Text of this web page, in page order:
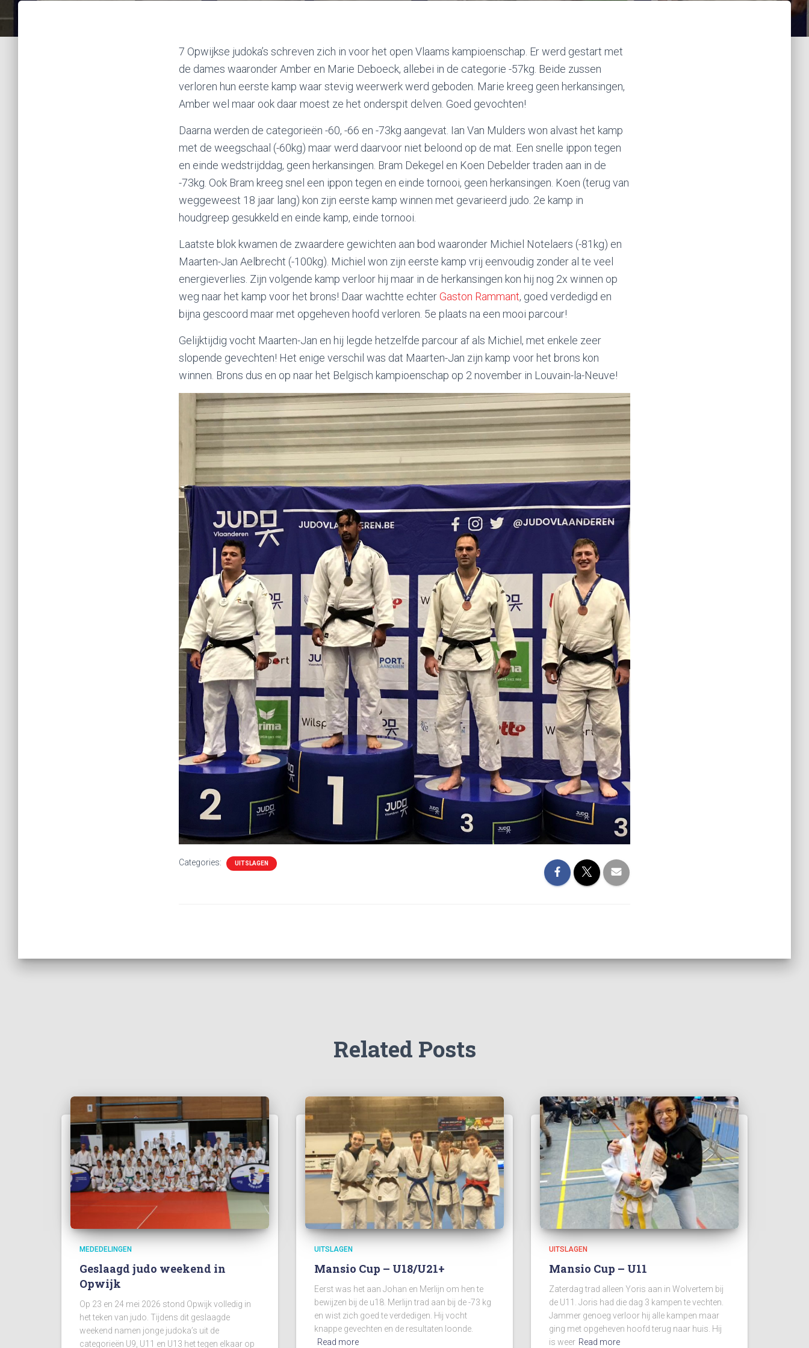
7 Opwijkse judoka’s schreven zich in voor het open Vlaams kampioenschap. Er werd gestart met
de dames waaronder Amber en Marie Deboeck, allebei in de categorie -57kg. Beide zussen
verloren hun eerste kamp waar stevig weerwerk werd geboden. Marie kreeg geen herkansingen,
Amber wel maar ook daar moest ze het onderspit delven. Goed gevochten!
Daarna werden de categorieën -60, -66 en -73kg aangevat. Ian Van Mulders won alvast het kamp
met de weegschaal (-60kg) maar werd daarvoor niet beloond op de mat. Een snelle ippon tegen
en einde wedstrijddag, geen herkansingen. Bram Dekegel en Koen Debelder traden aan in de
-73kg. Ook Bram kreeg snel een ippon tegen en einde tornooi, geen herkansingen. Koen (terug van
weggeweest 18 jaar lang) kon zijn eerste kamp winnen met gevarieerd judo. 2e kamp in
houdgreep gesukkeld en einde kamp, einde tornooi.
Laatste blok kwamen de zwaardere gewichten aan bod waaronder Michiel Notelaers (-81kg) en
Maarten-Jan Aelbrecht (-100kg). Michiel won zijn eerste kamp vrij eenvoudig zonder al te veel
energieverlies. Zijn volgende kamp verloor hij maar in de herkansingen kon hij nog 2x winnen op
weg naar het kamp voor het brons! Daar wachtte echterGaston Rammant, goed verdedigd en
bijna gescoord maar met opgeheven hoofd verloren. 5e plaats na een mooi parcour!
Gelijktijdig vocht Maarten-Jan en hij legde hetzelfde parcour af als Michiel, met enkele zeer
slopende gevechten! Het enige verschil was dat Maarten-Jan zijn kamp voor het brons kon
winnen. Brons dus en op naar het Belgisch kampioenschap op 2 november in Louvain-la-Neuve!
Categories: UITSLAGEN
Related Posts
MEDEDELINGEN
Geslaagd judo weekend in
Opwijk
Op 23 en 24 mei 2026 stond Opwijk volledig in
het teken van judo. Tijdens dit geslaagde
weekend namen jonge judoka’s uit de
categorieën U9, U11 en U13 het tegen elkaar op
UITSLAGEN
Mansio Cup – U18/U21+
Eerst was het aan Johan en Merlijn om hen te
bewijzen bij de u18. Merlijn trad aan bij de -73 kg
en wist zich goed te verdedigen. Hij vocht
knappe gevechten en de resultaten loonde.
Read more
UITSLAGEN
Mansio Cup – U11
Zaterdag trad alleen Yoris aan in Wolvertem bij
de U11. Joris had die dag 3 kampen te vechten.
Jammer genoeg verloor hij alle kampen maar
ging met opgeheven hoofd terug naar huis. Hij
is weer Read more